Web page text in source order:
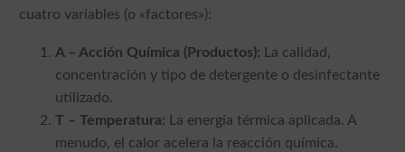
cuatro variables (o «factores»):
A – Acción Química (Productos): La calidad,
concentración y tipo de detergente o desinfectante
utilizado.
T – Temperatura: La energía térmica aplicada. A
menudo, el calor acelera la reacción química.